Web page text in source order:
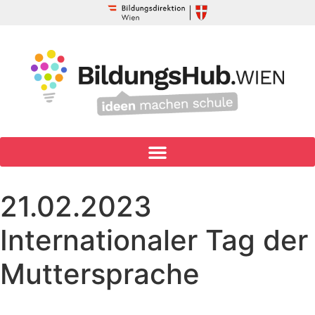
21.02.2023
Internationaler Tag der
Muttersprache